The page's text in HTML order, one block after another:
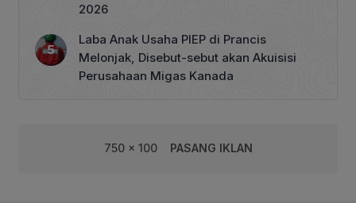
2026
Laba Anak Usaha PIEP di Prancis
Melonjak, Disebut-sebut akan Akuisisi
Perusahaan Migas Kanada
750 x 100 PASANG IKLAN